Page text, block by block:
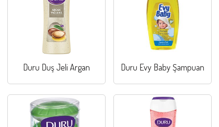
Duru Duş Jeli Argan Duru Evy Baby Şampuan